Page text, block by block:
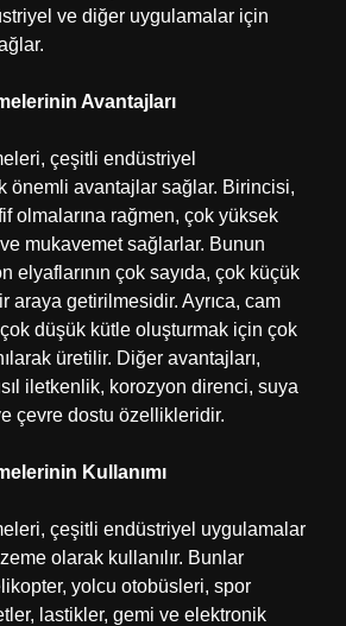
ve diğer uygulamalar için
Avantajları
çeşitli endüstriyel
önemli avantajlar sağlar. Birincisi,
olmalarına rağmen, çok yüksek
mukavemet sağlarlar. Bunun
elyaflarının çok sayıda, çok küçük
araya getirilmesidir. Ayrıca, cam
düşük kütle oluşturmak için çok
üretilir. Diğer avantajları,
iletkenlik, korozyon direnci, suya
çevre dostu özellikleridir.
Kullanımı
çeşitli endüstriyel uygulamalar
olarak kullanılır. Bunlar
yolcu otobüsleri, spor
lastikler, gemi ve elektronik